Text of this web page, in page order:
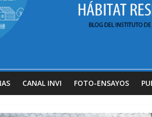
CANAL INVI FOTO-ENSAYOS